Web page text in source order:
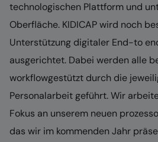
technologischen Plattform und
Oberfläche. KIDICAP wird noch
Unterstützung digitaler End-to
ausgerichtet. Dabei werden alle
workflowgestützt durch die
Personalarbeit geführt. Wir
Fokus an unserem neuen
das wir im kommenden Jahr